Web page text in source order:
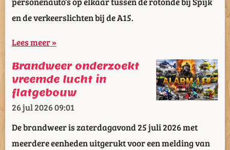
en de verkeerslichten bij de A15.
Lees meer »
Brandweer onderzoekt
vreemde lucht in
flatgebouw
26 jul 202609:01
De brandweer is zaterdagavond 25 juli 2026 met
meerdere eenheden uitgerukt voor een melding van